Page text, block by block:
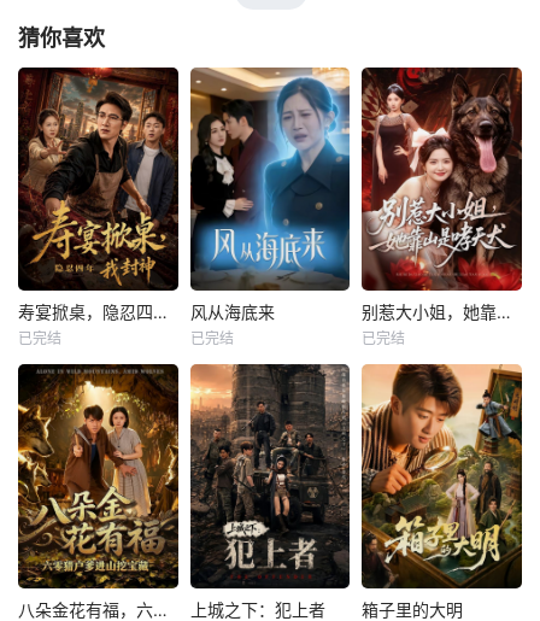
猜你喜欢
寿宴掀桌，隐忍四年我封神
已完结
风从海底来
已完结
别惹大小姐，她靠山是哮天犬
已完结
八朵金花有福，六零猎户爹进山挖宝藏 上城之下：犯上者 箱子里的大明